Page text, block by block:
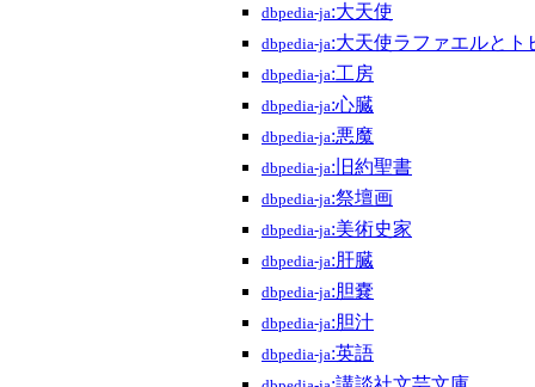
dbpedia-ja:大天使
dbpedia-ja:大天使ラファエルとト
dbpedia-ja:工房
dbpedia-ja:心臓
dbpedia-ja:悪魔
dbpedia-ja:旧約聖書
dbpedia-ja:祭壇画
dbpedia-ja:美術史家
dbpedia-ja:肝臓
dbpedia-ja:胆嚢
dbpedia-ja:胆汁
dbpedia-ja:英語